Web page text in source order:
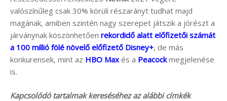
valószínűleg csak 30% körüli részarányt tudhat majd
magának, amiben szintén nagy szerepet játszik a jórészt a
járványnak köszönhetően rekordidő alatt előfizetői számát
a 100 millió fölé növelő előfizető Disney+, de más
konkurensek, mint az HBO Maxés a Peacockmegjelenése
is.
Kapcsolódó tartalmak kereséséhez az alábbi címkék